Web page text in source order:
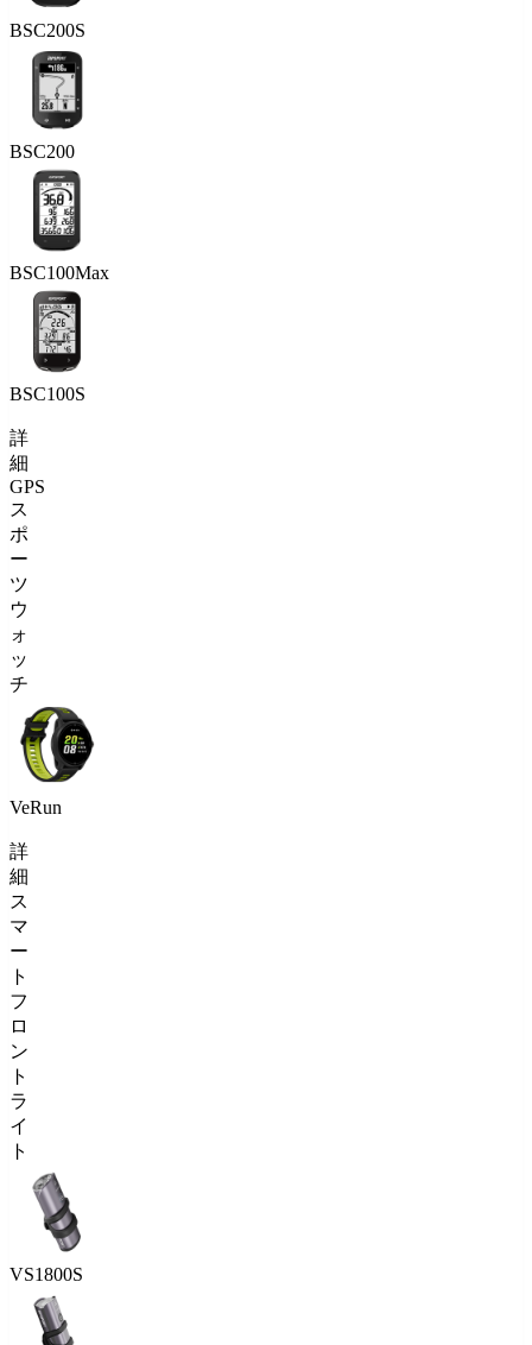
BSC200S
BSC200
BSC100Max
BSC100S
詳
細
GPS
ス
ポ
ー
ツ
ウ
ォ
ッ
チ
VeRun
詳
細
ス
マ
ー
ト
フ
ロ
ン
ト
ラ
イ
ト
VS1800S